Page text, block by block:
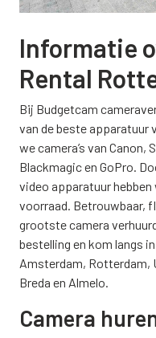
Informatie
Rental
Bij Budgetcam
van de beste apparatuur
we camera’s van Canon,
Blackmagic en GoPro.
video apparatuur
voorraad. Betrouwbaar,
grootste camera
bestelling en kom langs
Amsterdam, Rotterdam,
Breda en Almelo.
Camera